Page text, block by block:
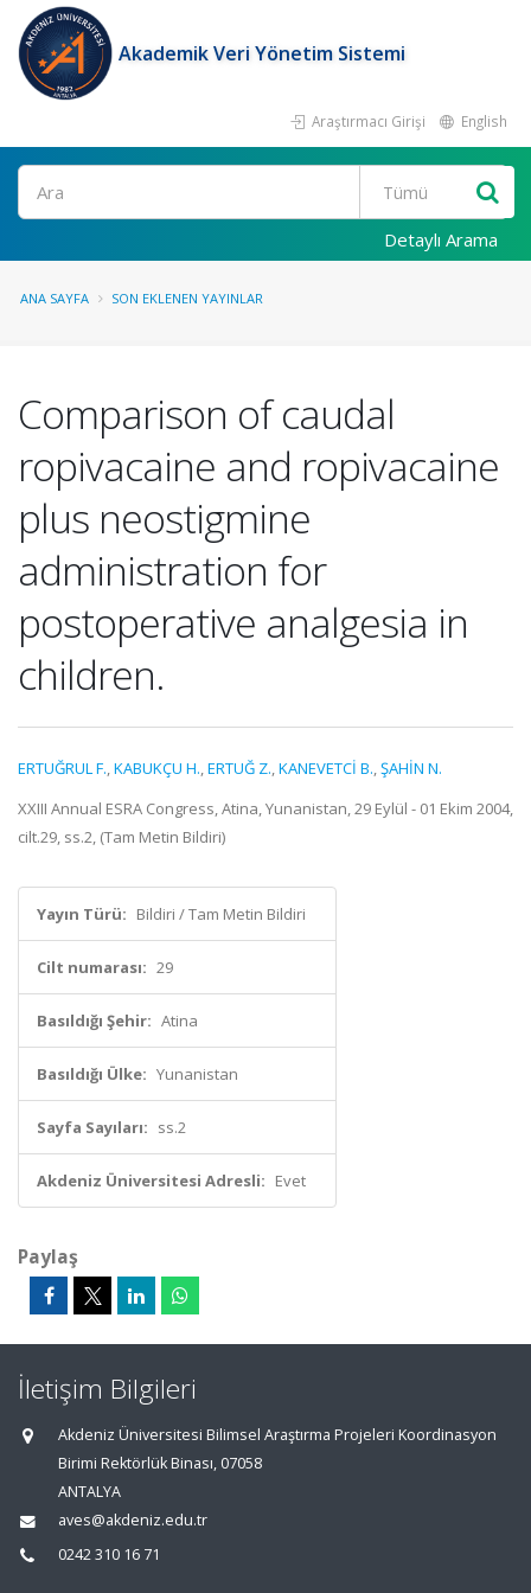
Akademik Veri Yönetim Sistemi
Araştırmacı Girişi English
Ara
Detaylı Arama
ANA SAYFA SON EKLENEN YAYINLAR
Comparison of caudal
ropivacaine and ropivacaine
plus neostigmine
administration for
postoperative analgesia in
children.
ERTUĞRUL F.,KABUKÇU H.,ERTUĞ Z.,KANEVETCİ B.,ŞAHİN N.
XXIII Annual ESRA Congress, Atina, Yunanistan, 29 Eylül - 01 Ekim 2004,
cilt.29, ss.2, (Tam Metin Bildiri)
Yayın Türü: Bildiri / Tam Metin Bildiri
Cilt numarası: 29
Basıldığı Şehir: Atina
Basıldığı Ülke: Yunanistan
Sayfa Sayıları: ss.2
Akdeniz Üniversitesi Adresli: Evet
Paylaş
İletişim Bilgileri
Akdeniz Üniversitesi Bilimsel Araştırma Projeleri Koordinasyon
Birimi Rektörlük Binası, 07058
ANTALYA
aves@akdeniz.edu.tr
0242 310 16 71